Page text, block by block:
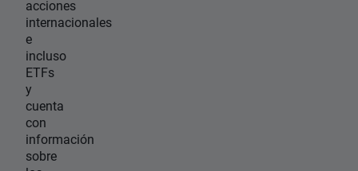
acciones
internacionales
e
incluso
ETFs
y
cuenta
con
información
sobre